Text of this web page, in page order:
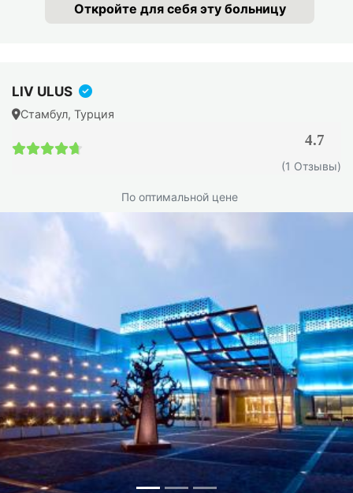
Откройте для себя эту больницу
LIV ULUS
Стамбул, Турция
4.7
(1 Отзывы)
По оптимальной цене